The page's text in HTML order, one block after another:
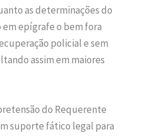
as determinações do
epígrafe o bem fora
policial e sem
assim em maiores
do Requerente
suporte fático legal para